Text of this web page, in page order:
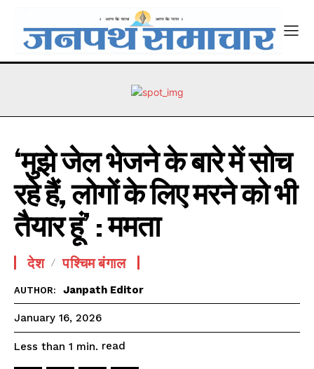
‘मुझे जेल भेजने के बारे में सोच
रहे हैं, लोगों के लिए मरने को भी
तैयार हूं’ : ममता
देश पश्चिम बंगाल
AUTHOR: Janpath Editor
January 16, 2026
Less than 1 min. read